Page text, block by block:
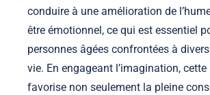
conduire à une amélioration de
être émotionnel, ce qui est essentiel
personnes âgées confrontées à
vie. En engageant l’imagination,
favorise non seulement la pleine